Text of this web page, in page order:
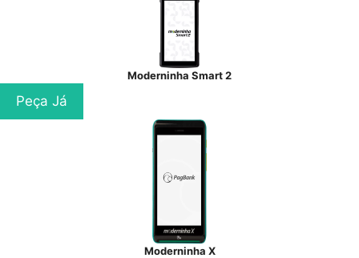
Moderninha Smart 2
Peça Já
Moderninha X